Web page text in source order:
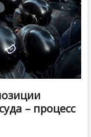
– процесс